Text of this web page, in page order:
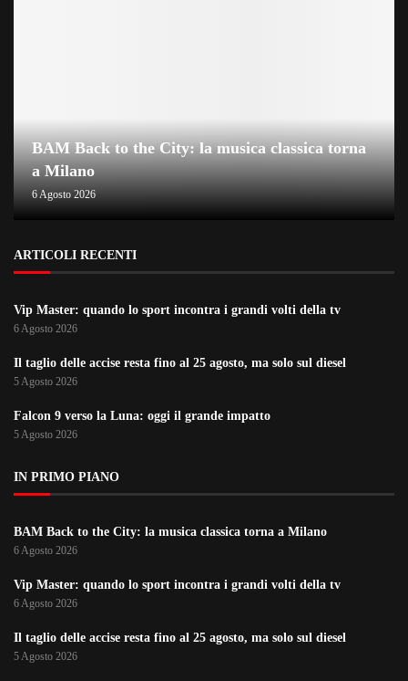
BAM Back to the City: la musica classica torna
a Milano
6 Agosto 2026
ARTICOLI RECENTI
Vip Master: quando lo sport incontra i grandi volti della tv
6 Agosto 2026
Il taglio delle accise resta fino al 25 agosto, ma solo sul diesel
5 Agosto 2026
Falcon 9 verso la Luna: oggi il grande impatto
5 Agosto 2026
IN PRIMO PIANO
BAM Back to the City: la musica classica torna a Milano
6 Agosto 2026
Vip Master: quando lo sport incontra i grandi volti della tv
6 Agosto 2026
Il taglio delle accise resta fino al 25 agosto, ma solo sul diesel
5 Agosto 2026